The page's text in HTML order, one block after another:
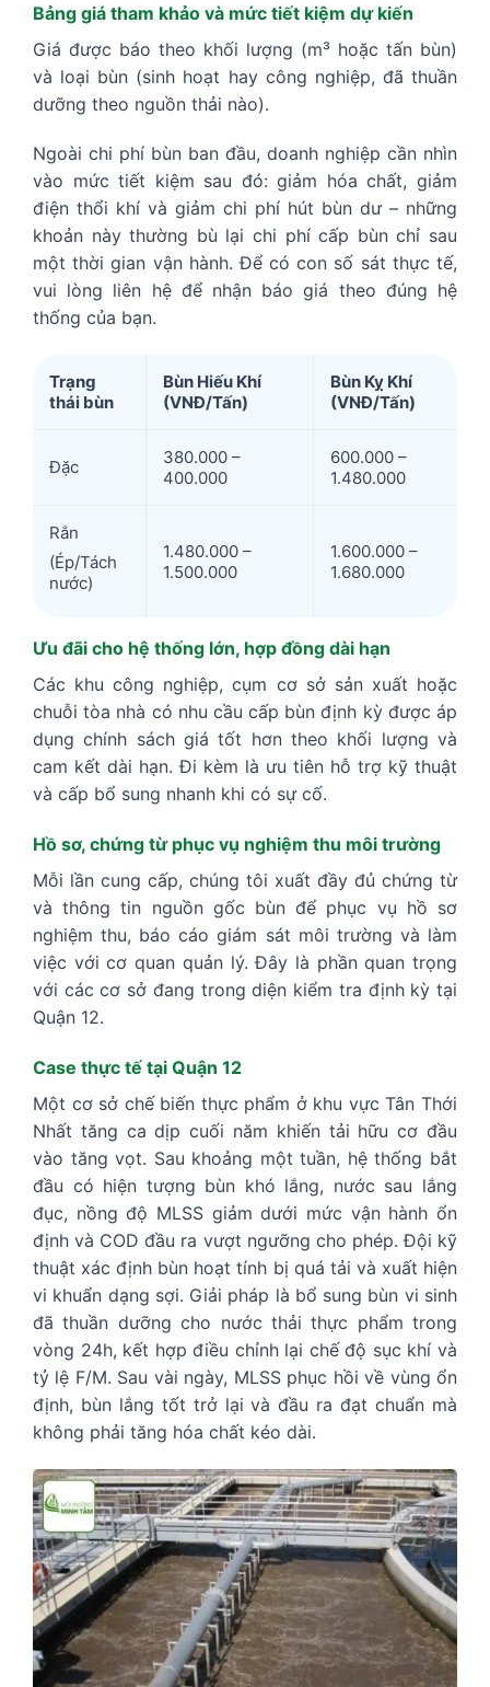
Bảng giá tham khảo và mức tiết kiệm dự kiến
Giá được báo theo khối lượng (m³ hoặc tấn bùn)
và loại bùn (sinh hoạt hay công nghiệp, đã thuần
dưỡng theo nguồn thải nào).
Ngoài chi phí bùn ban đầu, doanh nghiệp cần nhìn
vào mức tiết kiệm sau đó: giảm hóa chất, giảm
điện thổi khí và giảm chi phí hút bùn dư – những
khoản này thường bù lại chi phí cấp bùn chỉ sau
một thời gian vận hành. Để có con số sát thực tế,
vui lòng liên hệ để nhận báo giá theo đúng hệ
thống của bạn.
Trạng
thái bùn
Bùn Hiếu Khí
(VNĐ/Tấn)
Bùn Kỵ Khí
(VNĐ/Tấn)
Đặc
380.000 –
400.000
600.000 –
1.480.000
Rắn
(Ép/Tách
nước)
1.480.000 –
1.500.000
1.600.000 –
1.680.000
Ưu đãi cho hệ thống lớn, hợp đồng dài hạn
Các khu công nghiệp, cụm cơ sở sản xuất hoặc
chuỗi tòa nhà có nhu cầu cấp bùn định kỳ được áp
dụng chính sách giá tốt hơn theo khối lượng và
cam kết dài hạn. Đi kèm là ưu tiên hỗ trợ kỹ thuật
và cấp bổ sung nhanh khi có sự cố.
Hồ sơ, chứng từ phục vụ nghiệm thu môi trường
Mỗi lần cung cấp, chúng tôi xuất đầy đủ chứng từ
và thông tin nguồn gốc bùn để phục vụ hồ sơ
nghiệm thu, báo cáo giám sát môi trường và làm
việc với cơ quan quản lý. Đây là phần quan trọng
với các cơ sở đang trong diện kiểm tra định kỳ tại
Quận 12.
Case thực tế tại Quận 12
Một cơ sở chế biến thực phẩm ở khu vực Tân Thới
Nhất tăng ca dịp cuối năm khiến tải hữu cơ đầu
vào tăng vọt. Sau khoảng một tuần, hệ thống bắt
đầu có hiện tượng bùn khó lắng, nước sau lắng
đục, nồng độ MLSS giảm dưới mức vận hành ổn
định và COD đầu ra vượt ngưỡng cho phép. Đội kỹ
thuật xác định bùn hoạt tính bị quá tải và xuất hiện
vi khuẩn dạng sợi. Giải pháp là bổ sung bùn vi sinh
đã thuần dưỡng cho nước thải thực phẩm trong
vòng 24h, kết hợp điều chỉnh lại chế độ sục khí và
tỷ lệ F/M. Sau vài ngày, MLSS phục hồi về vùng ổn
định, bùn lắng tốt trở lại và đầu ra đạt chuẩn mà
không phải tăng hóa chất kéo dài.